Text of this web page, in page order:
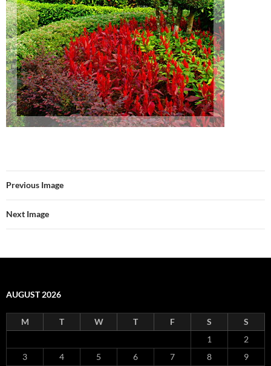
Previous Image
Next Image
AUGUST 2026
M T W T F S
S
1
2
3
4 5 6 7 8
9